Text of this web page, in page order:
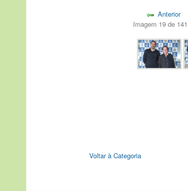
Anterior
Imagem 19 de 141
Voltar à Categoria